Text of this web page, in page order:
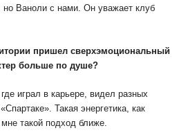
но Ваноли с нами. Он уважает клуб
пришел сверхэмоциональный
больше по душе?
играл в карьере, видел разных
Такая энергетика, как
такой подход ближе.